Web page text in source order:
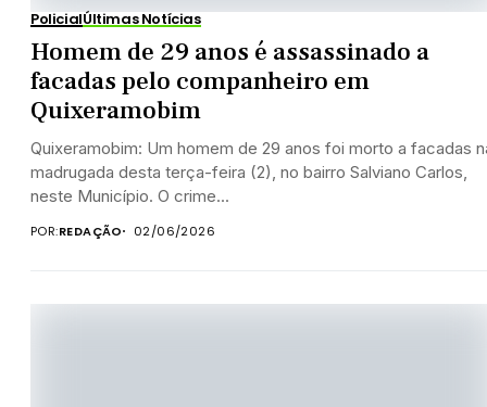
PolicialÚltimas Notícias
Homem de 29 anos é assassinado a
facadas pelo companheiro em
Quixeramobim
Quixeramobim: Um homem de 29 anos foi morto a facadas
madrugada desta terça-feira (2), no bairro Salviano Carlos,
neste Município. O crime...
POR:REDAÇÃO 02/06/2026